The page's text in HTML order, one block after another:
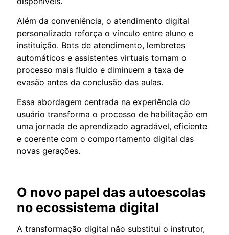
Além da conveniência, o atendimento digital
personalizado reforça o vínculo entre aluno e
instituição. Bots de atendimento, lembretes
automáticos e assistentes virtuais tornam o
processo mais fluido e diminuem a taxa de
evasão antes da conclusão das aulas.
Essa abordagem centrada na experiência do
usuário transforma o processo de habilitação em
uma jornada de aprendizado agradável, eficiente
e coerente com o comportamento digital das
novas gerações.
O novo papel das autoescolas
no ecossistema digital
A transformação digital não substitui o instrutor,